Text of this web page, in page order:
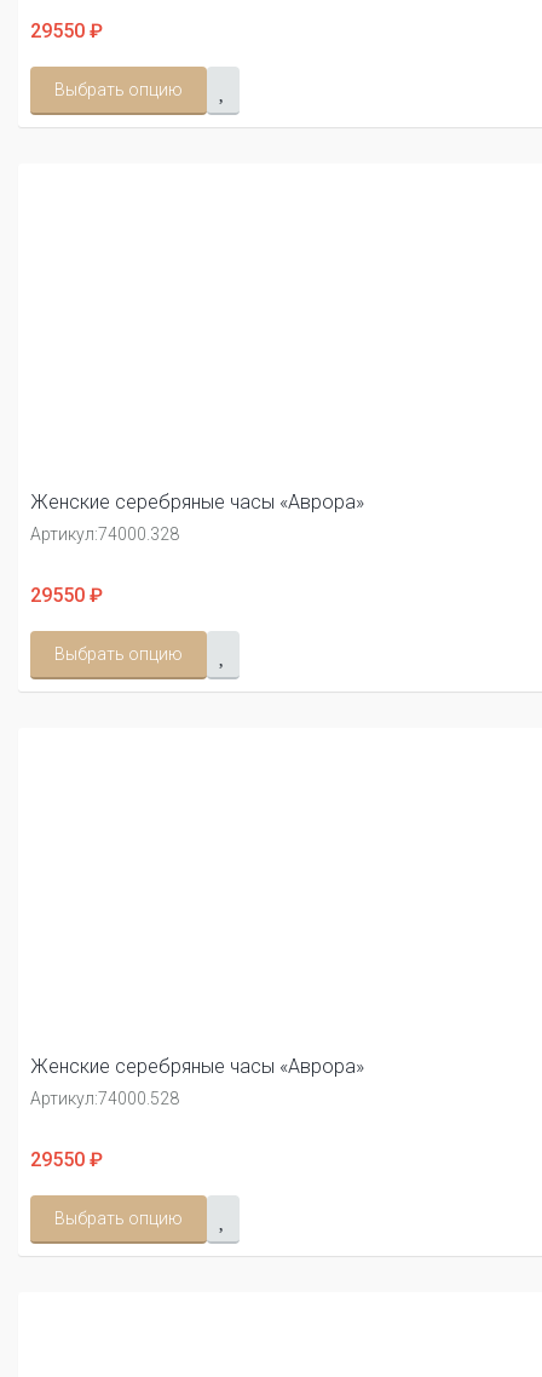
29550 ₽
Выбрать опцию
Женские серебряные часы «Аврора»
Артикул:74000.328
29550 ₽
Выбрать опцию
Женские серебряные часы «Аврора»
Артикул:74000.528
29550 ₽
Выбрать опцию